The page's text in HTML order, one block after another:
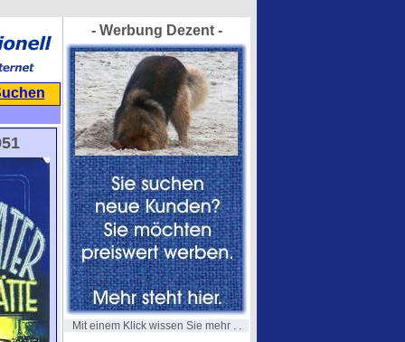
- Werbung Dezent -
Mit einem Klick wissen Sie mehr . .